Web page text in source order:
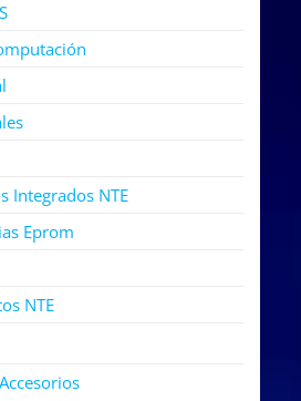
Integrados NTE
Eprom
NTE